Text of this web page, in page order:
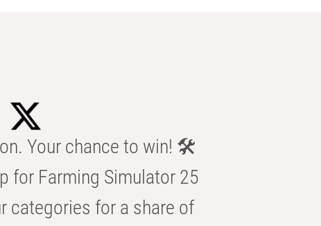
Your chance to win! 🛠️
for Farming Simulator 25
categories for a share of